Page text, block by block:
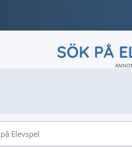
SÖK PÅ